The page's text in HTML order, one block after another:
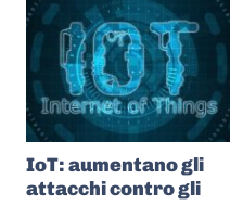
IoT: aumentano gli
attacchi contro gli